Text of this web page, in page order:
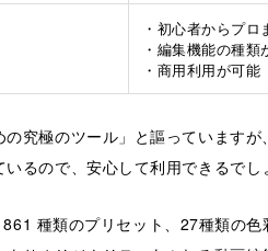
・初心者からプ
・編集機能の種類
・商用利用が可能
の究極のツール」と謳っています
るので、安心して利用できるでし
種類のプリセット、27種類の